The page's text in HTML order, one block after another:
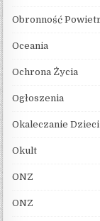
Obronność
Oceania
Ochrona Życia
Ogłoszenia
Okaleczanie Dzieci
Okult
ONZ
ONZ